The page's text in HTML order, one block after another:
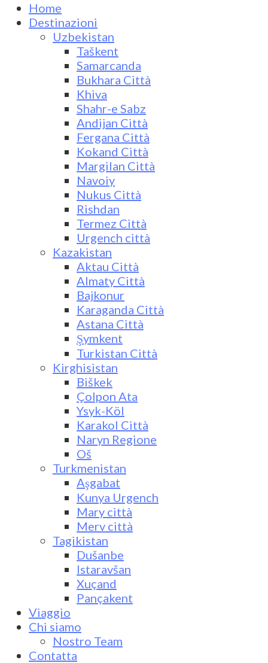
Home
Destinazioni
Uzbekistan
Taškent
Samarcanda
Bukhara Città
Khiva
Shahr-e Sabz
Andijan Città
Fergana Città
Kokand Città
Margilan Città
Navoiy
Nukus Città
Rishdan
Termez Città
Urgench città
Kazakistan
Aktau Città
Almaty Città
Bajkonur
Karaganda Città
Astana Città
Şymkent
Turkistan Città
Kirghisistan
Biškek
Çolpon Ata
Ysyk-Köl
Karakol Città
Naryn Regione
Oš
Turkmenistan
Aşgabat
Kunya Urgench
Mary città
Merv città
Tagikistan
Dušanbe
Istaravšan
Xuçand
Pançakent
Viaggio
Chi siamo
Nostro Team
Contatta